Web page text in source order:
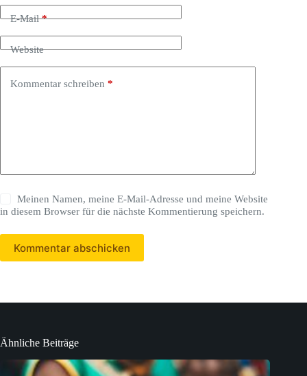
E-Mail*
Website
Kommentar schreiben *
Meinen Namen, meine E-Mail-Adresse und meine Website
in diesem Browser für die nächste Kommentierung speichern.
Kommentar abschicken
Ähnliche Beiträge